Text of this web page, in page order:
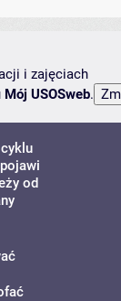
i zajęciach
Mój USOSweb.
od